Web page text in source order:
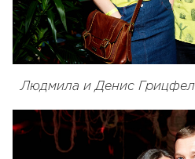
Людмила и Денис